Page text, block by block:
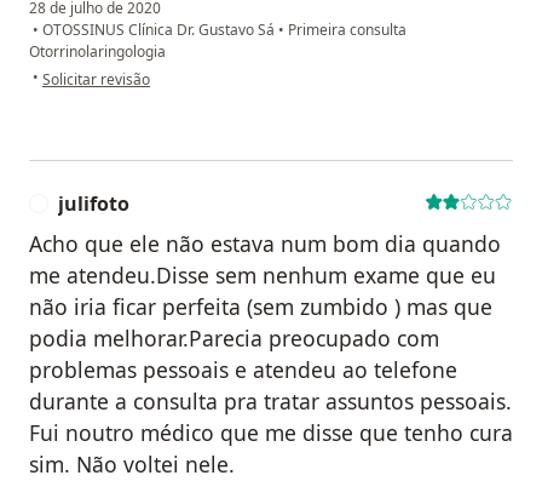
28 de julho de 2020
• OTOSSINUS Clínica Dr. Gustavo Sá • Primeira consulta
Otorrinolaringologia
• na opinião do utilizador Claea
Solicitar revisão
julifoto
Acho que ele não estava num bom dia quando
me atendeu.Disse sem nenhum exame que eu
não iria ficar perfeita (sem zumbido ) mas que
podia melhorar.Parecia preocupado com
problemas pessoais e atendeu ao telefone
durante a consulta pra tratar assuntos pessoais.
Fui noutro médico que me disse que tenho cura
sim. Não voltei nele.